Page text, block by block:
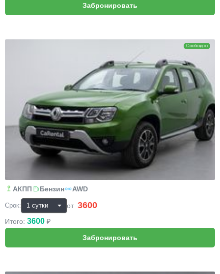
Свободно
АКПП Бензин AWD
Срок: от 3600
Итого: 3600 ₽